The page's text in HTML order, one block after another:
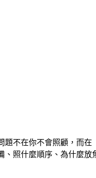
不在你不會照顧，而在
照什麼順序、為什麼放